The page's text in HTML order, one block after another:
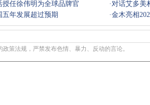
任徐伟明为全球品牌官 ·对话艾多美
年发展超过预期 ·金木亮相
策法规，严禁发布色情、暴力、反动的言论。